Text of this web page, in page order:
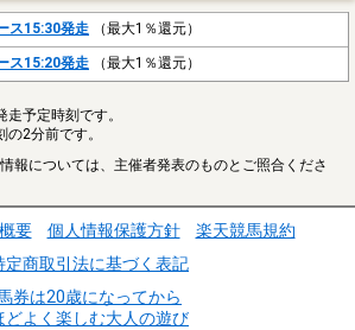
ス15:30発走 （最大1％還元）
ス15:20発走 （最大1％還元）
予定時刻です。
2分前です。
報については、主催者発表のものとご照合くださ
要 個人情報保護方針
楽天競馬規約
定商取引法に基づく表記
券は20歳になってから
どよく楽しむ大人の遊び